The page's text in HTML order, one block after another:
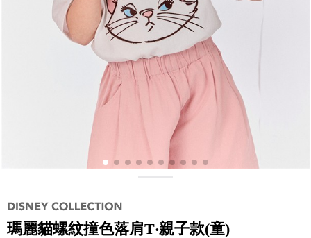
瑪麗貓螺紋撞色落肩T‧親子款(童)